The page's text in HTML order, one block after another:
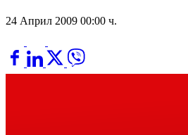
24 Април 2009 00:00 ч.